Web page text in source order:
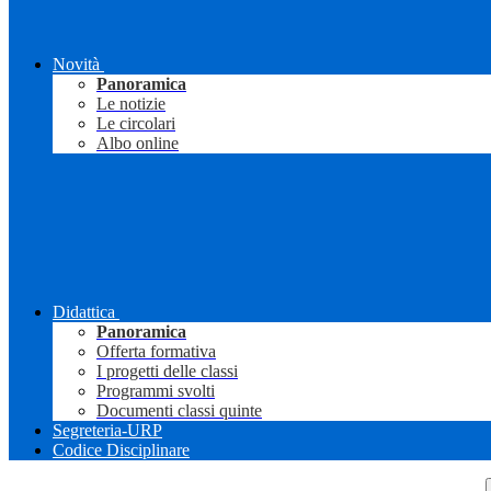
Novità
Panoramica
Le notizie
Le circolari
Albo online
Didattica
Panoramica
Offerta formativa
I progetti delle classi
Programmi svolti
Documenti classi quinte
Segreteria-URP
Codice Disciplinare